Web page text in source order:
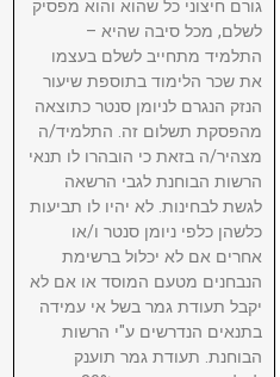
גורם חיצוני כל שהוא והוא מפסיק
לשלם, מכל סיבה שהיא –
התלמיד מתחייב לשלם בעצמו
את שכר הלימוד בתוספת שיעור
הנזק הנגרם לניומן סנטר כתוצאה
מהפסקת תשלום זה. התלמיד/ה
מצהיר/ה בזאת כי הובהרו לו תנאי
הרשות הבוחנת לגבי הרשאה
לגשת לבחינות. לא יהיו לו תביעות
כלשהן כלפי ניומן סנטר ו/או
אחרים אם לא יכלול ברשימת
הנבחנים מטעם המוסד או אם לא
יקבל תעודת גמר בשל אי עמידה
בתנאים הנדרשים ע"י הרשות
הבוחנת. תעודת גמר תוענק